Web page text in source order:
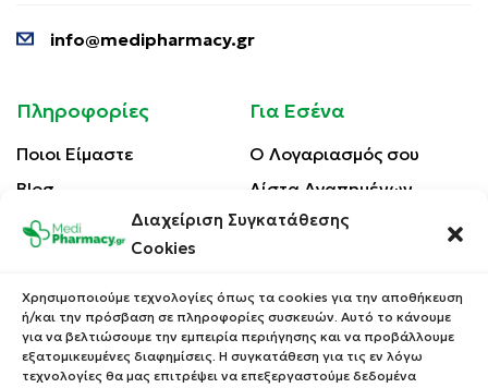
Διαχείριση Συγκατάθεσης
Cookies
Χρησιμοποιούμε τεχνολογίες όπως τα cookies για την αποθήκευση
ή/και την πρόσβαση σε πληροφορίες συσκευών. Αυτό το κάνουμε
για να βελτιώσουμε την εμπειρία περιήγησης και να προβάλλουμε
εξατομικευμένες διαφημίσεις. Η συγκατάθεση για τις εν λόγω
τεχνολογίες θα μας επιτρέψει να επεξεργαστούμε δεδομένα
info@medipharmacy.gr
Πληροφορίες
Ποιοι Είμαστε
Blog
Επικοινωνία
Πολιτική Απορρήτου
Τρόποι Αποστολής
Για Εσένα
Ο Λογαριασμός σου
Λίστα Αγαπημένων
Οι Παραγγελίες σου
Κέρδισε Κουπόνι
Έκπτωσης